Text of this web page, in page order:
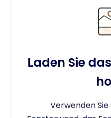
Laden Sie
Verwenden Sie